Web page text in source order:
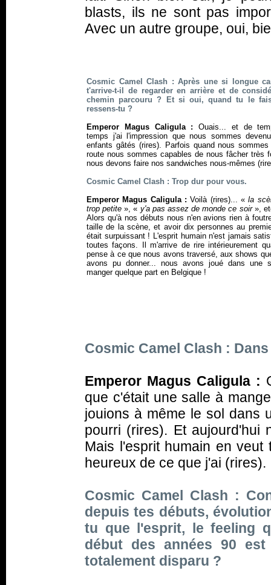
blasts, ils ne sont pas
Avec un autre groupe, oui,
Cosmic Camel Clash : Après une si longue
t'arrive-t-il de regarder en arrière et de
chemin parcouru ? Et si oui, quand tu le
ressens-tu ?
Emperor Magus Caligula : Ouais... et de
temps j'ai l'impression que nous sommes
enfants gâtés (rires). Parfois quand nous
route nous sommes capables de nous fâcher très
nous devons faire nos sandwiches nous-mêmes (
Cosmic Camel Clash : Trop dur pour vous.
Emperor Magus Caligula : Voilà (rires)... « la
trop petite», « y'a pas assez de monde ce soir »,
Alors qu'à nos débuts nous n'en avions rien à
taille de la scène, et avoir dix personnes au
était surpuissant ! L'esprit humain n'est jamais
toutes façons. Il m'arrive de rire intérieurement
pense à ce que nous avons traversé, aux shows
avons pu donner... nous avons joué dans une
manger quelque part en Belgique !
Cosmic Camel Clash :
Emperor Magus Caligula :
que c'était une salle à
jouions à même le sol dans
pourri (rires). Et aujourd'hui
Mais l'esprit humain en
heureux de ce que j'ai (rires).
Cosmic Camel Clash :
depuis tes débuts,
tu que l'esprit, le feeling
début des années 90
totalement disparu ?